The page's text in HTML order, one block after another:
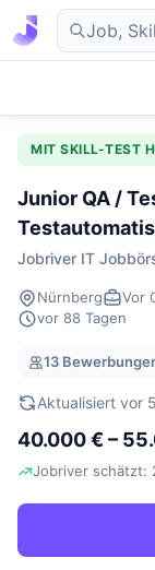
MIT SKILL-TEST
Junior QA /
Jobriver IT
Nürnberg Vor
vor 88 Tagen
13
Aktualisiert vor
40.000 € –
Jobriver schätzt: